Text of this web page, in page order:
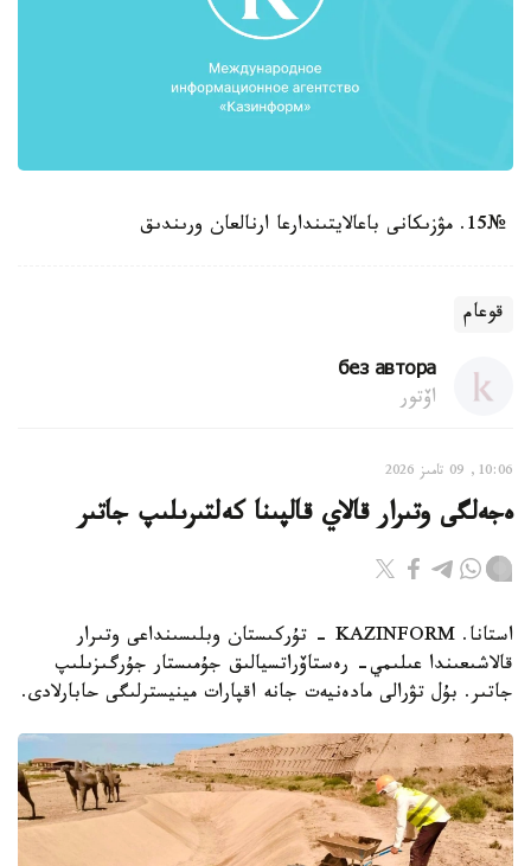
№15. مۋزىكانى باعالايتىندارعا ارنالعان ورىندىق
قوعام
без автора
اۆتور
10:06, 09 تامىز 2026
ەجەلگى وتىرار قالاي قالپىنا كەلتىرىلىپ جاتىر
استانا. KAZINFORM - تۇركىستان وبلىسىنداعى وتىرار
قالاشىعىندا عىلىمي- رەستاۆراتسيالىق جۇمىستار جۇرگىزىلىپ
جاتىر. بۇل تۋرالى مادەنيەت جانە اقپارات مينيسترلىگى حابارلادى.